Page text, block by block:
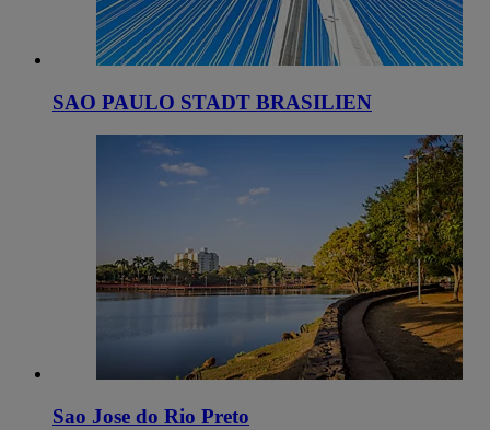
SAO PAULO STADT BRASILIEN
Sao Jose do Rio Preto